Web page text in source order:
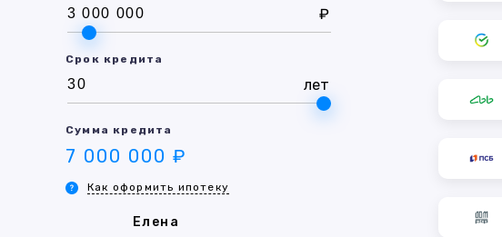
₽
Срок кредита
лет
Сумма кредита
7 000 000 ₽
Как оформить ипотеку
Елена